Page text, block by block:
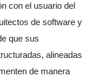
con el usuario del
de software y
que sus
alineadas
de manera